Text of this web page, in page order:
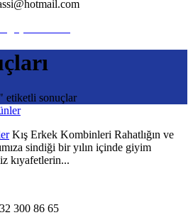
etiketli sonuçlar
Kış Erkek Kombinleri Rahatlığın ve
sindiği bir yılın içinde giyim
kıyafetlerin...
300 86 65